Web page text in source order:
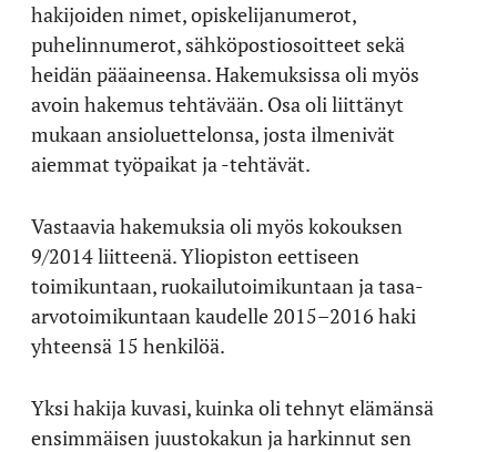
hakijoiden nimet, opiskelijanumerot,
puhelinnumerot, sähköpostiosoitteet sekä
heidän pääaineensa. Hakemuksissa oli myös
avoin hakemus tehtävään. Osa oli liittänyt
mukaan ansioluettelonsa, josta ilmenivät
aiemmat työpaikat ja -tehtävät.
Vastaavia hakemuksia oli myös kokouksen
9/2014 liitteenä. Yliopiston eettiseen
toimikuntaan, ruokailutoimikuntaan ja tasa-
arvotoimikuntaan kaudelle 2015–2016 haki
yhteensä 15 henkilöä.
Yksi hakija kuvasi, kuinka oli tehnyt elämänsä
ensimmäisen juustokakun ja harkinnut sen